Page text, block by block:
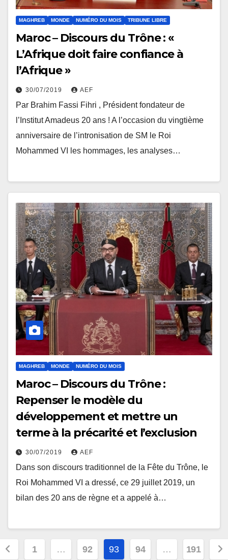
MAGHREB MONDE NUMÉRO DU MOIS TRIBUNE LIBRE
Maroc – Discours du Trône : «
L’Afrique doit faire confiance à
l’Afrique »
30/07/2019 AEF
Par Brahim Fassi Fihri , Président fondateur de
l’Institut Amadeus 20 ans ! A l’occasion du vingtième
anniversaire de l’intronisation de SM le Roi
Mohammed VI les hommages, les analyses…
MAGHREB MONDE NUMÉRO DU MOIS
Maroc – Discours du Trône :
Repenser le modèle du
développement et mettre un
terme à la précarité et l’exclusion
30/07/2019 AEF
Dans son discours traditionnel de la Fête du Trône, le
Roi Mohammed VI a dressé, ce 29 juillet 2019, un
bilan des 20 ans de règne et a appelé à…
1 … 92 93 94 … 191